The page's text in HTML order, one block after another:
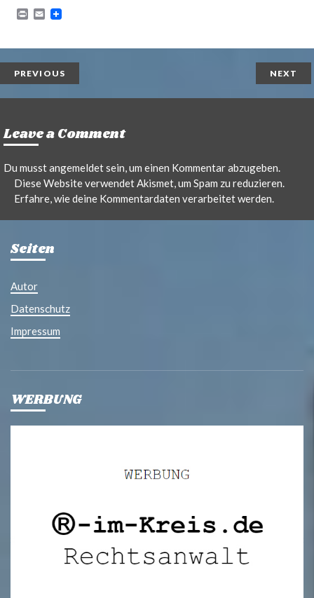
P
n
E
i
PREVIOUS NEXT
Leave a Comment
Du musstangemeldetsein, um einen Kommentar abzugeben.
Diese Website verwendet Akismet, um Spam zu reduzieren.
Erfahre, wie deine Kommentardaten verarbeitet werden.
Seiten
Autor
Datenschutz
Impressum
WERBUNG